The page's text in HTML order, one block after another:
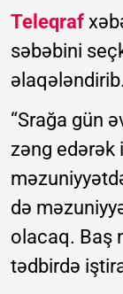
Teleqraf
səbəbini
əlaqələndirib.
“Srağa gün
zəng edərək
də
olacaq. Baş
tədbirdə